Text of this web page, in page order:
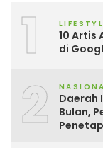
1
10 Artis
di
2
Daerah
Bulan,